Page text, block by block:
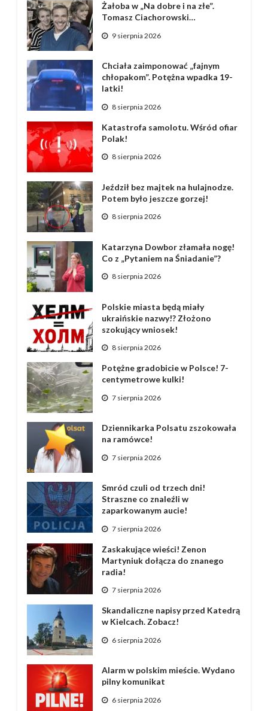
Żałoba w „Na dobre i na złe”.
Tomasz Ciachorowski…
9 sierpnia 2026
Chciała zaimponować „fajnym
chłopakom”. Potężna wpadka 19-
latki!
8 sierpnia 2026
Katastrofa samolotu. Wśród ofiar
Polak!
8 sierpnia 2026
Jeździł bez majtek na hulajnodze.
Potem było jeszcze gorzej!
8 sierpnia 2026
Katarzyna Dowbor złamała nogę!
Co z „Pytaniem na Śniadanie”?
8 sierpnia 2026
Polskie miasta będą miały
ukraińskie nazwy!? Złożono
szokujący wniosek!
8 sierpnia 2026
Potężne gradobicie w Polsce! 7-
centymetrowe kulki!
7 sierpnia 2026
Dziennikarka Polsatu zszokowała
na ramówce!
7 sierpnia 2026
Smród czuli od trzech dni!
Straszne co znaleźli w
zaparkowanym aucie!
7 sierpnia 2026
Zaskakujące wieści! Zenon
Martyniuk dołącza do znanego
radia!
7 sierpnia 2026
Skandaliczne napisy przed Katedrą
w Kielcach. Zobacz!
6 sierpnia 2026
Alarm w polskim mieście. Wydano
pilny komunikat
6 sierpnia 2026